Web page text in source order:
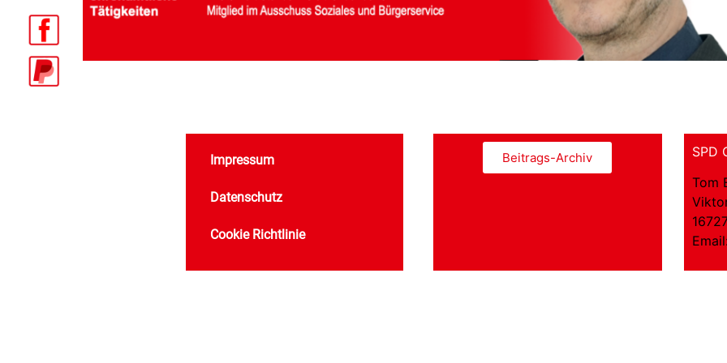
Impressum
Datenschutz
Cookie Richtlinie
Beitrags-Archiv
SPD
Tom